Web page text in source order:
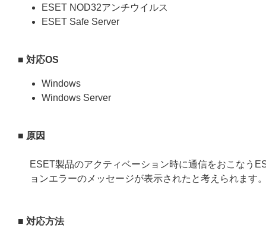
ESET NOD32アンチウイルス
ESET Safe Server
■ 対応OS
Windows
Windows Server
■ 原因
ESET製品のアクティベーション時に通信をおこなう
ョンエラーのメッセージが表示されたと考えられます
■ 対応方法